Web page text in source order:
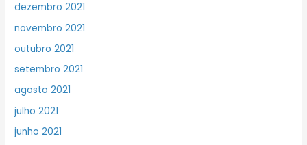
dezembro 2021
novembro 2021
outubro 2021
setembro 2021
agosto 2021
julho 2021
junho 2021